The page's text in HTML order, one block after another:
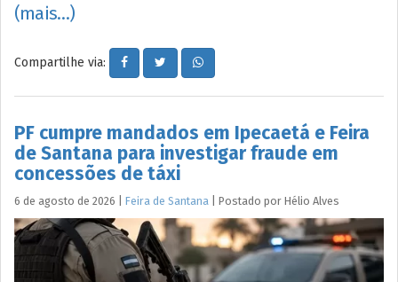
(mais…)
Compartilhe via:
PF cumpre mandados em Ipecaetá e Feira
de Santana para investigar fraude em
concessões de táxi
6 de agosto de 2026 Feira de Santana Postado por Hélio Alves